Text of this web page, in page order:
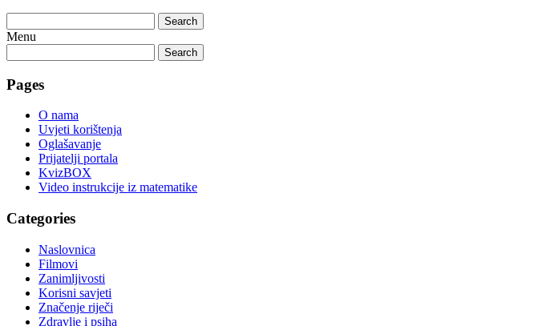
Search
Menu
Search
Pages
O nama
Uvjeti korištenja
Oglašavanje
Prijatelji portala
KvizBOX
Video instrukcije iz matematike
Categories
Naslovnica
Filmovi
Zanimljivosti
Korisni savjeti
Značenje riječi
Zdravlje i psiha